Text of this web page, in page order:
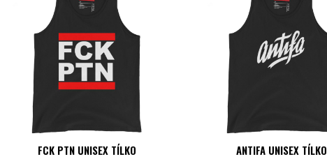
FCK PTN UNISEX TÍLKO ANTIFA UNISEX TÍLKO